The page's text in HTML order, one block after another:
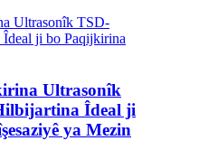
Ultrasonîk
Îdeal ji
ya Mezin